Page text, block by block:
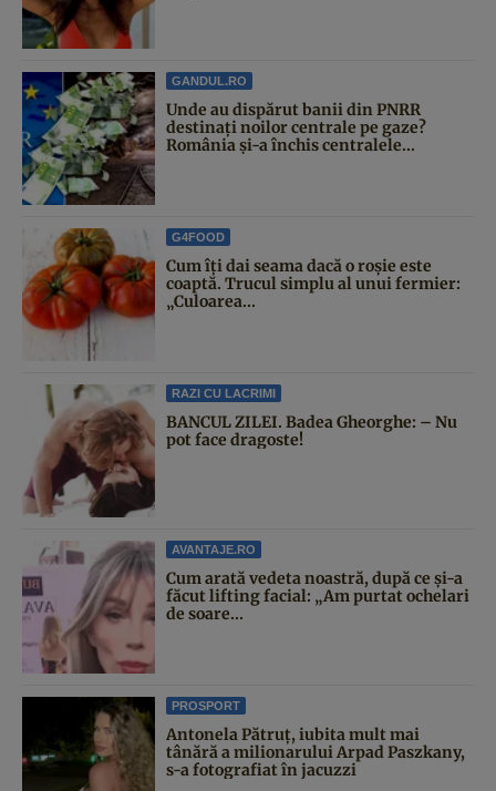
GANDUL.RO
Unde au dispărut banii din PNRR
destinați noilor centrale pe gaze?
România și-a închis centralele...
G4FOOD
Cum îți dai seama dacă o roșie este
coaptă. Trucul simplu al unui fermier:
„Culoarea...
RAZI CU LACRIMI
BANCUL ZILEI. Badea Gheorghe: – Nu
pot face dragoste!
AVANTAJE.RO
Cum arată vedeta noastră, după ce și-a
făcut lifting facial: „Am purtat ochelari
de soare...
PROSPORT
Antonela Pătruț, iubita mult mai
tânără a milionarului Arpad Paszkany,
s-a fotografiat în jacuzzi